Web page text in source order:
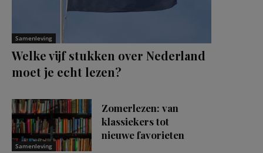
Samenleving
Welke vijf stukken over Nederland
moet je echt lezen?
Samenleving
Zomerlezen: van
klassiekers tot
nieuwe favorieten